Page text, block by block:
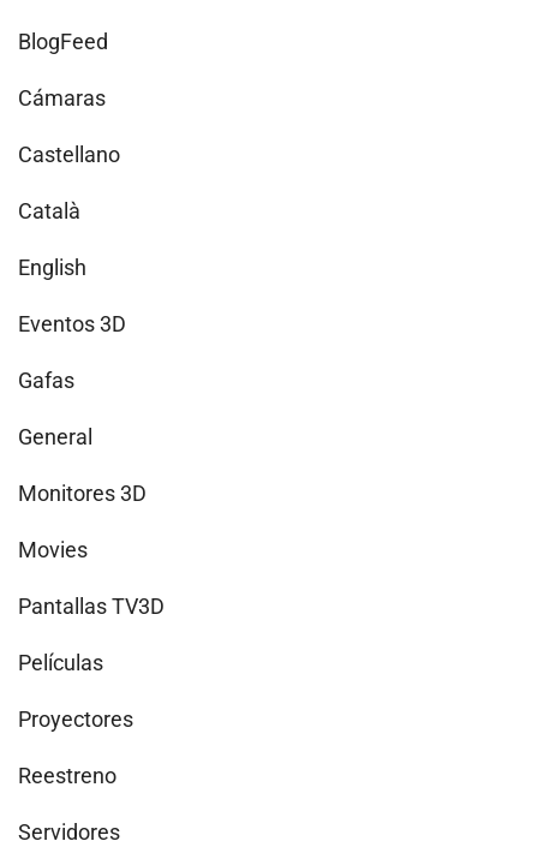
BlogFeed
Cámaras
Castellano
Català
English
Eventos 3D
Gafas
General
Monitores 3D
Movies
Pantallas TV3D
Películas
Proyectores
Reestreno
Servidores